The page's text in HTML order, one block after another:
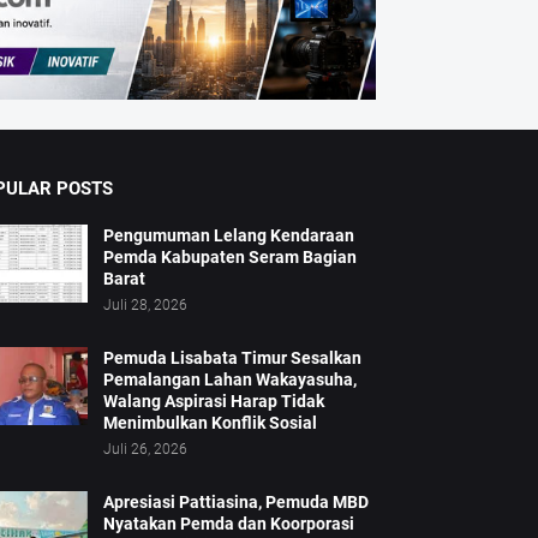
POSTS
Pengumuman Lelang Kendaraan
Pemda Kabupaten Seram Bagian
Barat
Juli 28, 2026
Pemuda Lisabata Timur Sesalkan
Pemalangan Lahan Wakayasuha,
Walang Aspirasi Harap Tidak
Menimbulkan Konflik Sosial
Juli 26, 2026
Apresiasi Pattiasina, Pemuda MBD
Nyatakan Pemda dan Koorporasi